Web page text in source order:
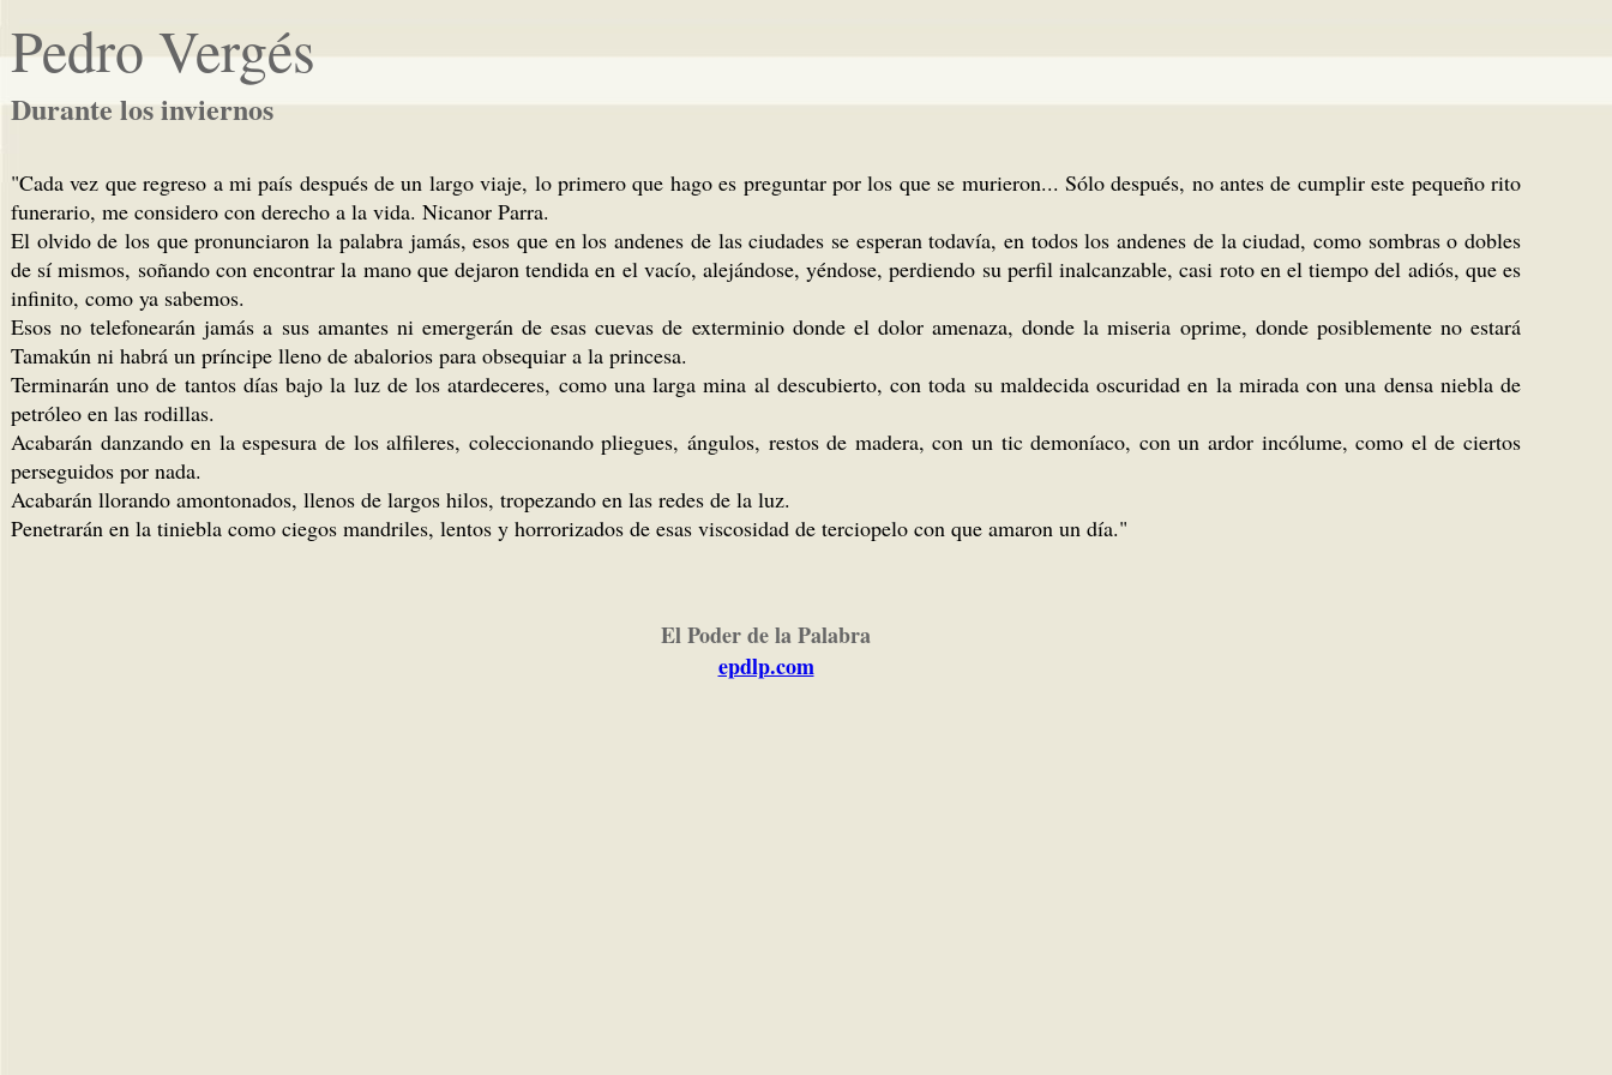
Pedro Vergés
Durante los inviernos
"Cada vez que regreso a mi país después de un largo viaje, lo primero que hago es preguntar por los que se murieron... Sólo después, no antes de cumplir este pequeño rito
funerario, me considero con derecho a la vida. Nicanor Parra.
El olvido de los que pronunciaron la palabra jamás, esos que en los andenes de las ciudades se esperan todavía, en todos los andenes de la ciudad, como sombras o dobles
de sí mismos, soñando con encontrar la mano que dejaron tendida en el vacío, alejándose, yéndose, perdiendo su perfil inalcanzable, casi roto en el tiempo del adiós, que es
infinito, como ya sabemos.
Esos no telefonearán jamás a sus amantes ni emergerán de esas cuevas de exterminio donde el dolor amenaza, donde la miseria oprime, donde posiblemente no estará
Tamakún ni habrá un príncipe lleno de abalorios para obsequiar a la princesa.
Terminarán uno de tantos días bajo la luz de los atardeceres, como una larga mina al descubierto, con toda su maldecida oscuridad en la mirada con una densa niebla de
petróleo en las rodillas.
Acabarán danzando en la espesura de los alfileres, coleccionando pliegues, ángulos, restos de madera, con un tic demoníaco, con un ardor incólume, como el de ciertos
perseguidos por nada.
Acabarán llorando amontonados, llenos de largos hilos, tropezando en las redes de la luz.
Penetrarán en la tiniebla como ciegos mandriles, lentos y horrorizados de esas viscosidad de terciopelo con que amaron un día."
El Poder de la Palabra
epdlp.com